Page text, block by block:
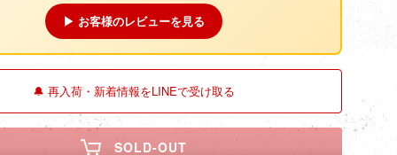
▶ お客様のレビューを見る
🔔 再入荷・新着情報をLINEで受け取る
SOLD-OUT